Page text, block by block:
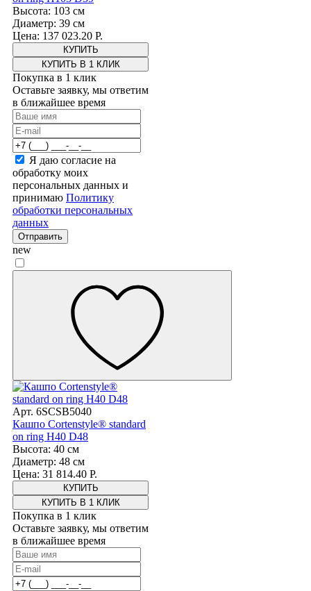
Высота: 103 см
Диаметр: 39 см
Цена: 137 023.20 Р.
КУПИТЬ В 1 КЛИК
Покупка в 1 клик
Оставьте заявку, мы ответим
в ближайшее время
Я даю согласие на
обработку моих
персональных данных и
принимаю Политику
обработки персональных
данных
Отправить
new
Арт. 6SCSB5040
Кашпо Cortenstyle® standard
on ring H40 D48
Высота: 40 см
Диаметр: 48 см
Цена: 31 814.40 Р.
КУПИТЬ В 1 КЛИК
Покупка в 1 клик
Оставьте заявку, мы ответим
в ближайшее время